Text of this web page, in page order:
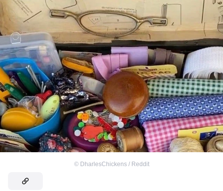
© DharlesChickens / Reddit